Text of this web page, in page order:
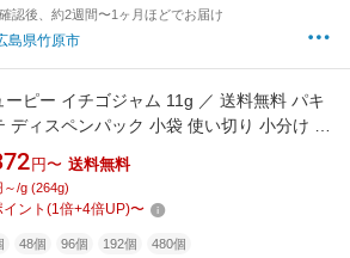
認後、約2週間〜1ヶ月ほどでお届け
島県竹原市
ーピー イチゴジャム 11g ／ 送料無料 パキ
ディスペンパック 小袋 使い切り 小分け テ
アウト ストロベリー ジャム こわけや
円〜 送料無料
～/g (264g)
イント (1倍+4倍UP)〜
48個 96個 192個 480個